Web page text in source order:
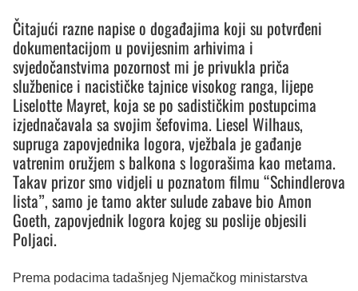
Čitajući razne napise o događajima koji su potvrđeni
dokumentacijom u povijesnim arhivima i
svjedočanstvima pozornost mi je privukla priča
službenice i nacističke tajnice visokog ranga, lijepe
Liselotte Mayret, koja se po sadističkim postupcima
izjednačavala sa svojim šefovima. Liesel Wilhaus,
supruga zapovjednika logora, vježbala je gađanje
vatrenim oružjem s balkona s logorašima kao metama.
Takav prizor smo vidjeli u poznatom filmu “Schindlerova
lista”, samo je tamo akter sulude zabave bio Amon
Goeth, zapovjednik logora kojeg su poslije objesili
Poljaci.
Prema podacima tadašnjeg Njemačkog ministarstva